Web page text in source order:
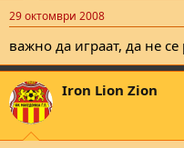
м
а
т
а
ч
у
в
а
29 октомври 2008
важно да играат, да не
Iron Lion Zion